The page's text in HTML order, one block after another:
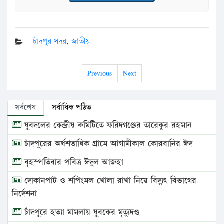
চাঁদপুর সদর,জাতীয়
Previous Next
সর্বশেষ সর্বাধিক পঠিত
যুবদলের কেন্দ্রীয় কমিটিতে ফরিদগঞ্জের তারেকুর রহমান
চাঁদপুরের অর্ধশতাধিক গ্রামে আগামীকাল কোরবানির ঈদ
বৃহস্পতিবার পবিত্র ঈদুল আজহা
দোকানপাট ও শপিংমল খোলা রাখা নিয়ে বিদ্যুৎ বিভাগের
নির্দেশনা
চাঁদপুরে হত্যা মামলায় যুবকের মৃত্যুদণ্ড